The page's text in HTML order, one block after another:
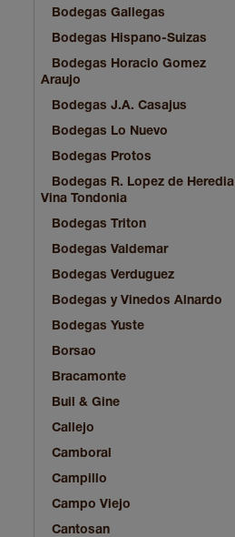
Bodegas Gallegas
Bodegas Hispano-Suizas
Bodegas Horacio Gomez
Araujo
Bodegas J.A. Casajus
Bodegas Lo Nuevo
Bodegas Protos
Bodegas R. Lopez de Heredia
Vina Tondonia
Bodegas Triton
Bodegas Valdemar
Bodegas Verduguez
Bodegas y Vinedos Alnardo
Bodegas Yuste
Borsao
Bracamonte
Buil & Gine
Callejo
Camboral
Campillo
Campo Viejo
Cantosan